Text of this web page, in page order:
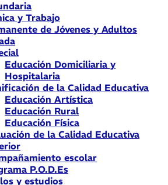
y Trabajo
de Jóvenes y Adultos
Educación Domiciliaria y
Hospitalaria
de la Calidad Educativa
Educación Artística
Educación Rural
Educación Física
de la Calidad Educativa
escolar
P.O.D.Es
y estudios